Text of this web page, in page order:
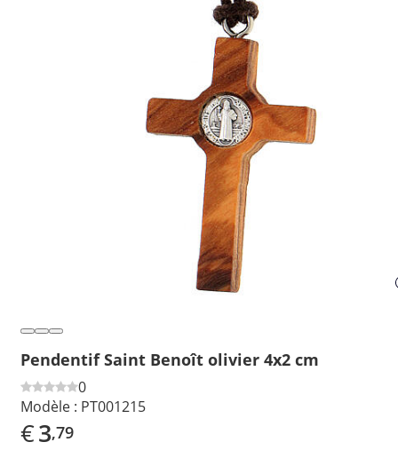
Pendentif Saint Benoît olivier 4x2 cm
0
Modèle : PT001215
€3,79